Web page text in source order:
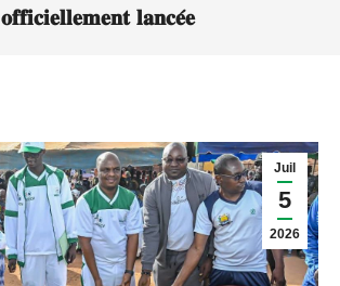
𝐨𝐟𝐟𝐢𝐜𝐢𝐞𝐥𝐥𝐞𝐦𝐞𝐧𝐭 𝐥𝐚𝐧𝐜𝐞́𝐞
Juil
5
2026